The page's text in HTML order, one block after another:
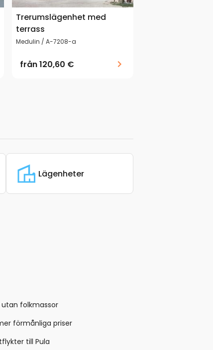
Trerumslägenhet med
terrass
Medulin / A-7208-a
från120,60 €
Lägenheter
folkmassor
förmånliga priser
till Pula